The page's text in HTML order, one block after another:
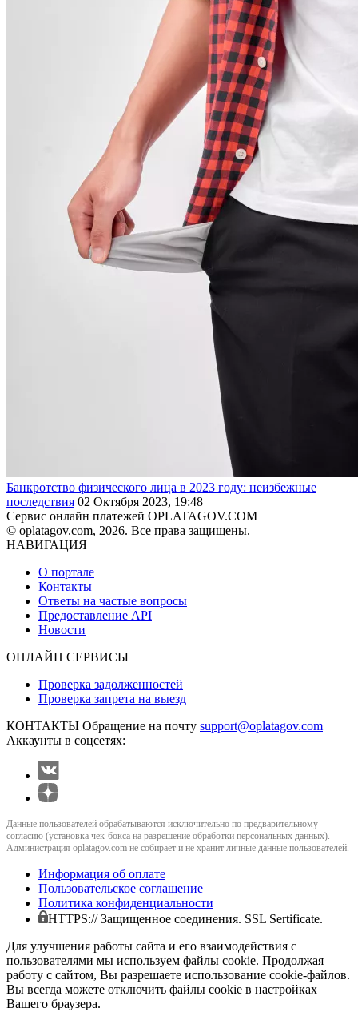
Банкротство физического лица в 2023 году: неизбежные
последствия 02 Октября 2023, 19:48
Сервис онлайн платежей OPLATAGOV.COM
© oplatagov.com, 2026. Все права защищены.
НАВИГАЦИЯ
О портале
Контакты
Ответы на частые вопросы
Предоставление API
Новости
ОНЛАЙН СЕРВИСЫ
Проверка задолженностей
Проверка запрета на выезд
КОНТАКТЫ Обращение на почту support@oplatagov.com
Аккаунты в соцсетях:
Данные пользователей обрабатываются исключительно по предварительному
согласию (установка чек-бокса на разрешение обработки персональных данных).
Администрация oplatagov.com не собирает и не хранит личные данные пользователей.
Информация об оплате
Пользовательское соглашение
Политика конфиденциальности
HTTPS:// Защищенное соединения. SSL Sertificate.
Для улучшения работы сайта и его взаимодействия с
пользователями мы используем файлы cookie. Продолжая
работу с сайтом, Вы разрешаете использование cookie-файлов.
Вы всегда можете отключить файлы cookie в настройках
Вашего браузера.